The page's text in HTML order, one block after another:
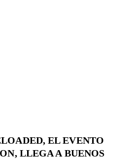
EL EVENTO
LLEGA A BUENOS